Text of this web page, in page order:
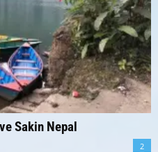
Sakin Nepal
2